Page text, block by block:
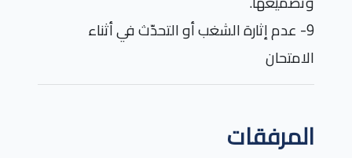
9- عدم إثارة الشغب أو التحدّث في أثناء
الامتحان
المرفقات